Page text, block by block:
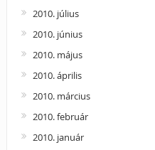
2010. július
2010. június
2010. május
2010. április
2010. március
2010. február
2010. január